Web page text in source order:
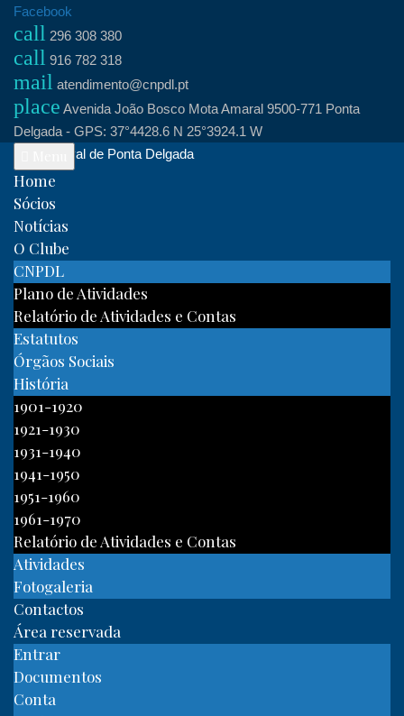
Skip
content
Facebook
call 296 308 380
call 916 782 318
mail atendimento@cnpdl.pt
place Avenida João Bosco Mota Amaral 9500-771 Ponta
Delgada - GPS: 37°4428.6 N 25°3924.1 W
Clube Naval de Ponta Delgada
Home
Sócios
Notícias
O Clube
CNPDL
Plano de Atividades
Relatório de Atividades e Contas
Estatutos
Órgãos Sociais
História
1901-1920
1921-1930
1931-1940
1941-1950
1951-1960
1961-1970
Relatório de Atividades e Contas
Atividades
Fotogaleria
Contactos
Área reservada
Entrar
Documentos
Conta